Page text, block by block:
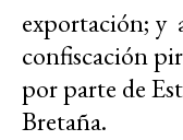
exportación; y
confiscación
por parte de
Bretaña.